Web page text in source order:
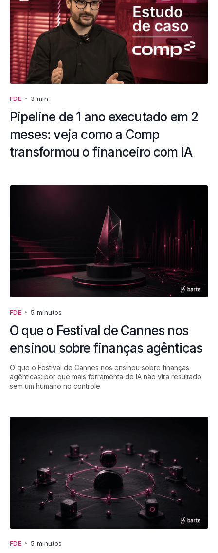
FDE • 3 min
Pipeline de 1 ano executado em 2
meses: veja como a Comp
transformou o financeiro com IA
FDE • 5 minutos
O que o Festival de Cannes nos
ensinou sobre finanças agênticas
O que o Festival de Cannes nos ensinou sobre finanças
agênticas: por que mais ferramenta de IA não vira resultado
sem um humano no controle.
FDE • 5 minutos